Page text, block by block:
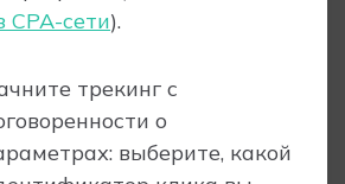
CPA-сети).
трекинг с
о
выберите, какой